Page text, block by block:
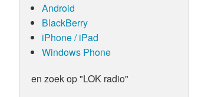
Android
BlackBerry
iPhone / iPad
Windows Phone
en zoek op "LOK radio"